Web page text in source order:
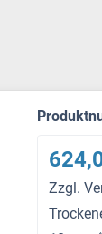
Zzgl.